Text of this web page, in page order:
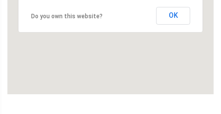
Do you own this website? OK